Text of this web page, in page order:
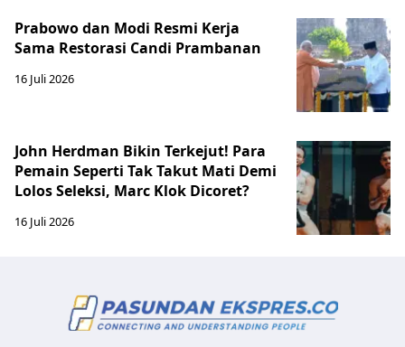
Prabowo dan Modi Resmi Kerja
Sama Restorasi Candi Prambanan
16 Juli 2026
John Herdman Bikin Terkejut! Para
Pemain Seperti Tak Takut Mati Demi
Lolos Seleksi, Marc Klok Dicoret?
16 Juli 2026